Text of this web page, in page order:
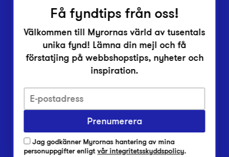
Integritetsskyddspolicy
Har du frågor om onlineköp, leverans eller retur?
Har du frågor om vår verksamhet?
Vanliga frågor om Myrorna
Få fyndtips från oss!
Välkommen till Myrornas värld av tusentals
unika fynd! Lämna din mejl och få
förstatjing på webbshopstips, nyheter och
inspiration.
Prenumerera
Jag godkänner Myrornas hantering av mina
personuppgifter enligtvår integritetsskyddspolicy.